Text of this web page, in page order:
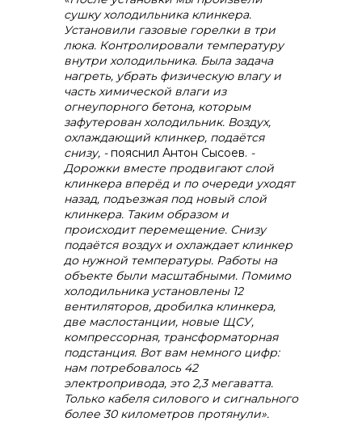
сушку холодильника клинкера.
Установили газовые горелки в три
люка. Контролировали температуру
внутри холодильника. Была задача
нагреть, убрать физическую влагу и
часть химической влаги из
огнеупорного бетона, которым
зафутерован холодильник. Воздух,
охлаждающий клинкер, подаётся
снизу, -пояснил Антон Сысоев. -
Дорожки вместе продвигают слой
клинкера вперёд и по очереди уходят
назад, подъезжая под новый слой
клинкера. Таким образом и
происходит перемещение. Снизу
подаётся воздух и охлаждает клинкер
до нужной температуры. Работы на
объекте были масштабными. Помимо
холодильника установлены 12
вентиляторов, дробилка клинкера,
две маслостанции, новые ЩСУ,
компрессорная, трансформаторная
подстанция. Вот вам немного цифр:
нам потребовалось 42
электропривода, это 2,3 мегаватта.
Только кабеля силового и сигнального
более 30 километров протянули».